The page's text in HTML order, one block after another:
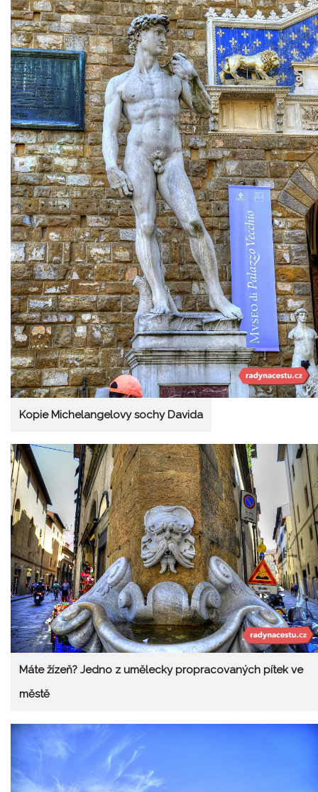
Kopie Michelangelovy sochy Davida
Máte žízeň? Jedno z umělecky propracovaných pítek ve
městě